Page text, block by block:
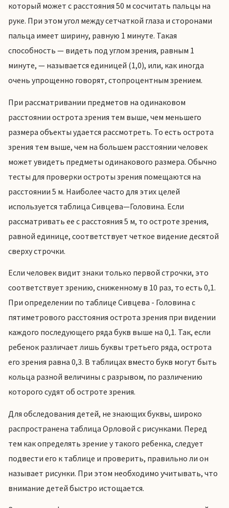
который может с расстояния 50 м сосчитать пальцы на
руке. При этом угол между сетчаткой глаза и сторонами
пальца имеет ширину, равную 1 минуте. Такая
способность — видеть под углом зрения, равным 1
минуте, — называется единицей (1,0), или, как иногда
очень упрощенно говорят, стопроцентным зрением.
При рассматривании предметов на одинаковом
расстоянии острота зрения тем выше, чем меньшего
размера объекты удается рассмотреть. То есть острота
зрения тем выше, чем на большем расстоянии человек
может увидеть предметы одинакового размера. Обычно
тесты для проверки остроты зрения помещаются на
расстоянии 5 м. Наиболее часто для этих целей
используется таблица Сивцева—Головина. Если
рассматривать ее с расстояния 5 м, то остроте зрения,
равной единице, соответствует четкое видение десятой
сверху строчки.
Если человек видит знаки только первой строчки, это
соответствует зрению, сниженному в 10 раз, то есть 0,1.
При определении по таблице Сивцева - Головина с
пятиметрового расстояния острота зрения при видении
каждого последующего ряда букв выше на 0,1. Так, если
ребенок различает лишь буквы третьего ряда, острота
его зрения равна 0,3. В таблицах вместо букв могут быть
кольца разной величины с разрывом, по различению
которого судят об остроте зрения.
Для обследования детей, не знающих буквы, широко
распространена таблица Орловой с рисунками. Перед
тем как определять зрение у такого ребенка, следует
подвести его к таблице и проверить, правильно ли он
называет рисунки. При этом необходимо учитывать, что
внимание детей быстро истощается.